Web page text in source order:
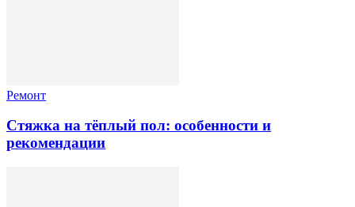
Ремонт
Стяжка на тёплый пол: особенности и
рекомендации